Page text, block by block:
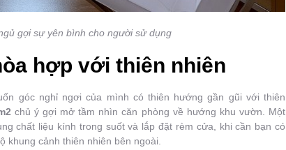
gợi sự yên bình cho người sử dụng
hợp với thiên nhiên
góc nghỉ ngơi của mình có thiên hướng gần gũi với thiên
chủ ý gợi mở tầm nhìn căn phòng về hướng khu vườn. Một
chất liệu kính trong suốt và lắp đặt rèm cửa, khi cần bạn có
khung cảnh thiên nhiên bên ngoài.